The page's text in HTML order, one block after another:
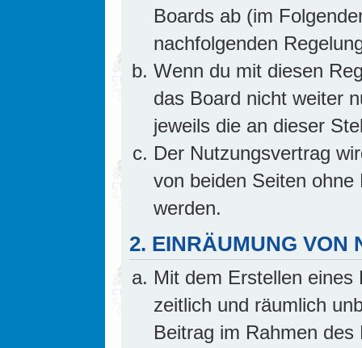
Boards ab (im
nachfolgenden
Wenn du mit diesen
das Board nicht weiter
jeweils die an dieser
Der Nutzungsvertrag
von beiden Seiten
werden.
2. EINRÄUMUNG VON
Mit dem Erstellen
zeitlich und räumlich
Beitrag im Rahmen